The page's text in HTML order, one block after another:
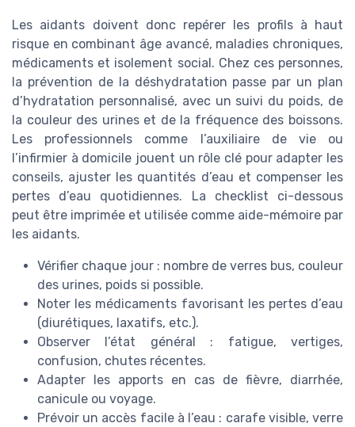
Les aidants doivent donc repérer les profils à haut
risque en combinant âge avancé, maladies chroniques,
médicaments et isolement social. Chez ces personnes,
la prévention de la déshydratation passe par un plan
d’hydratation personnalisé, avec un suivi du poids, de
la couleur des urines et de la fréquence des boissons.
Les professionnels comme l’auxiliaire de vie ou
l’infirmier à domicile jouent un rôle clé pour adapter les
conseils, ajuster les quantités d’eau et compenser les
pertes d’eau quotidiennes. La checklist ci-dessous
peut être imprimée et utilisée comme aide-mémoire par
les aidants.
Vérifier chaque jour : nombre de verres bus, couleur
des urines, poids si possible.
Noter les médicaments favorisant les pertes d’eau
(diurétiques, laxatifs, etc.).
Observer l’état général : fatigue, vertiges,
confusion, chutes récentes.
Adapter les apports en cas de fièvre, diarrhée,
canicule ou voyage.
Prévoir un accès facile à l’eau : carafe visible, verre